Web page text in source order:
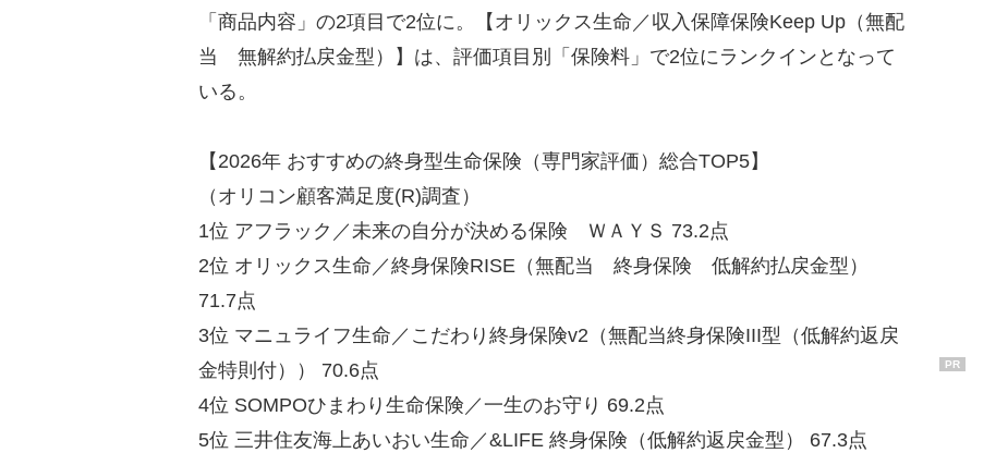
「商品内容」の2項目で2位に。【オリックス生命／収入保障保険Keep Up（無配
当 無解約払戻金型）】は、評価項目別「保険料」で2位にランクインとなって
いる。
【2026年 おすすめの終身型生命保険（専門家評価）総合TOP5】
（オリコン顧客満足度(R)調査）
1位 アフラック／未来の自分が決める保険 ＷＡＹＳ 73.2点
2位 オリックス生命／終身保険RISE（無配当 終身保険 低解約払戻金型）
71.7点
3位 マニュライフ生命／こだわり終身保険v2（無配当終身保険III型（低解約返戻
金特則付）） 70.6点
4位 SOMPOひまわり生命保険／一生のお守り 69.2点
5位 三井住友海上あいおい生命／&LIFE 終身保険（低解約返戻金型） 67.3点
PR